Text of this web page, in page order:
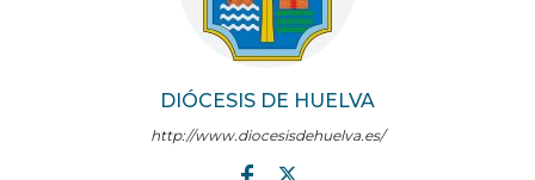
DIÓCESIS DE HUELVA
http://www.diocesisdehuelva.es/